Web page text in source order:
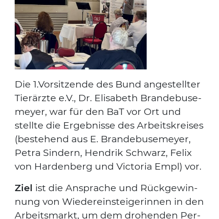
Die 1.Vorsitzende des Bund ange­stell­ter
Tier­ärz­te e.V., Dr. Eli­sa­beth Bran­de­bu­se­
mey­er, war für den BaT vor Ort und
stell­te die Ergeb­nis­se des Arbeits­krei­ses
(bestehend aus E. Bran­de­bu­se­mey­er,
Petra Sin­dern, Hen­drik Schwarz, Felix
von Har­den­berg und Vic­to­ria Empl) vor.
Ziel ist die Anspra­che und Rück­ge­win­
nung von Wie­der­ein­stei­ge­rin­nen in den
Arbeits­markt, um dem dro­hen­den Per­